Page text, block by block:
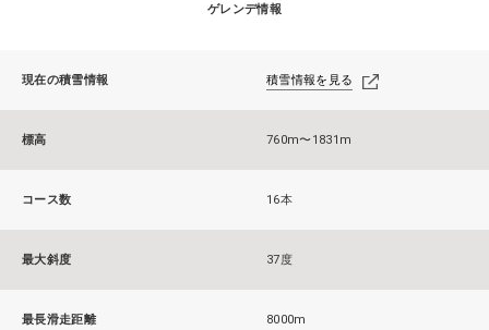
ゲレンデ情報
現在の積雪情報 積雪情報を見る
標高 760m〜1831m
コース数 16本
最大斜度 37度
最長滑走距離 8000m